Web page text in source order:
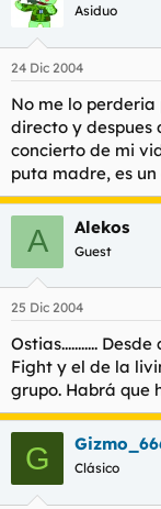
Asiduo
24 Dic 2004
No me lo
directo y
concierto de mi
puta madre, es
A Alekos
Guest
25 Dic 2004
Ostias...........
Fight y el de la
grupo. Habrá que
G Clásico